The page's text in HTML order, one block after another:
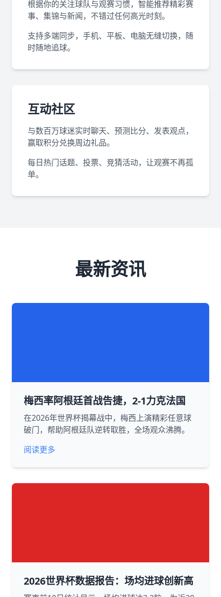
根据你的关注球队与观赛习惯，智能推荐精彩赛
事、集锦与新闻，不错过任何高光时刻。
支持多端同步，手机、平板、电脑无缝切换，随
时随地追球。
互动社区
与数百万球迷实时聊天、预测比分、发表观点，
赢取积分兑换周边礼品。
每日热门话题、投票、竞猜活动，让观赛不再孤
单。
最新资讯
梅西率阿根廷首战告捷，2-1力克法国
在2026年世界杯揭幕战中，梅西上演精彩任意球
破门，帮助阿根廷队逆转取胜，全场观众沸腾。
阅读更多
2026世界杯数据报告：场均进球创新高